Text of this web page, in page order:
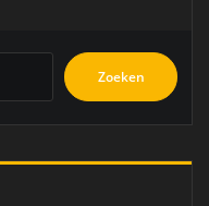
Zoeken